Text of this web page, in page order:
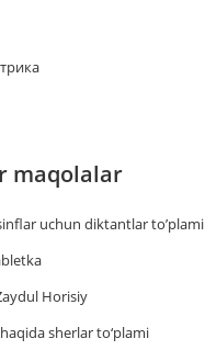
maqolalar
uchun diktantlar to’plami
Horisiy
sherlar to‘plami